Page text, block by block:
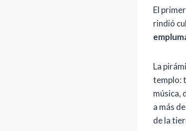
El
rindió
La
templo:
música,
a más
de la